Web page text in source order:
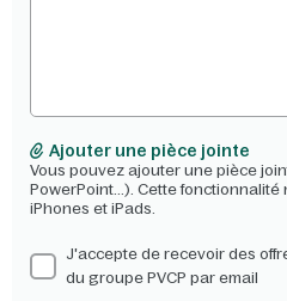
Ajouter une pièce jointe
Vous pouvez ajouter une pièce
PowerPoint...). Cette
iPhones et iPads.
J'accepte de recevoir des
du groupe PVCP par email